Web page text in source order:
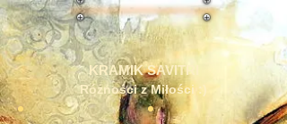
KRAMIK SAVITRI
Różności z Miłości :)